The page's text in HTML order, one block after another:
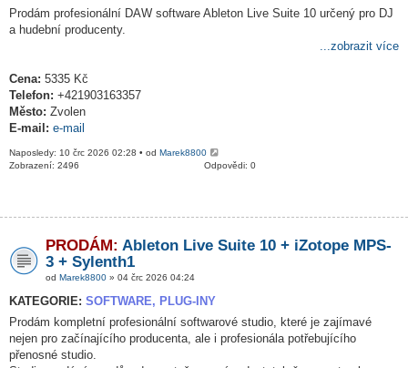
Prodám profesionální DAW software Ableton Live Suite 10 určený pro DJ
a hudební producenty.
...zobrazit více
Cena: 5335 Kč
Telefon: +421903163357
Město: Zvolen
E-mail: e-mail
Naposledy: 10 črc 2026 02:28 • od Marek8800
Odpovědi: 0
Zobrazení: 2496
PRODÁM: Ableton Live Suite 10 + iZotope MPS-
3 + Sylenth1
od Marek8800 » 04 črc 2026 04:24
KATEGORIE: SOFTWARE, PLUG-INY
Prodám kompletní profesionální softwarové studio, které je zajímavé
nejen pro začínajícího producenta, ale i profesionála potřebujícího
přenosné studio.